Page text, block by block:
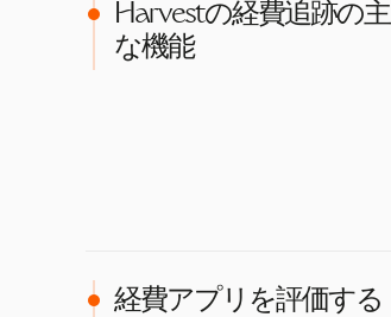
Harvestの経費追跡の主
な機能
経費アプリを評価する